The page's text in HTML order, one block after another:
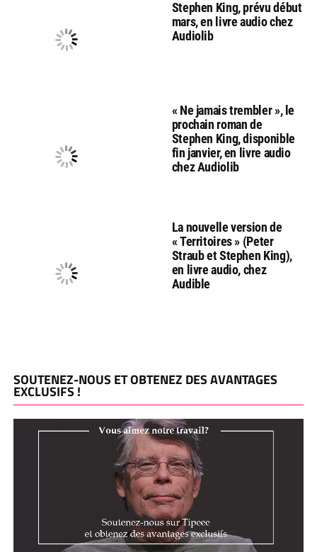
Stephen King, prévu début
mars, en livre audio chez
Audiolib
« Ne jamais trembler », le
prochain roman de
Stephen King, disponible
fin janvier, en livre audio
chez Audiolib
La nouvelle version de
« Territoires » (Peter
Straub et Stephen King),
en livre audio, chez
Audible
SOUTENEZ-NOUS ET OBTENEZ DES AVANTAGES
EXCLUSIFS !